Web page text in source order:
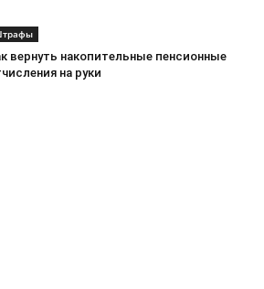
вернуть накопительные пенсионные
на руки